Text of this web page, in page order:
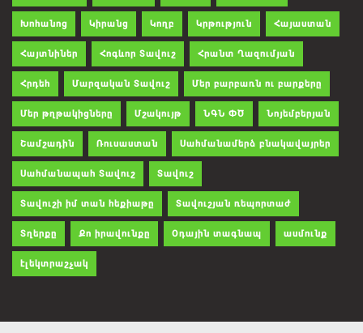
Խոհանոց Կիրանց Կողբ Կրթություն Հայաստան
Հայտնիներ Հոգևոր Տավուշ Հրանտ Ղազումյան
Հրդեհ Մարզական Տավուշ Մեր բարբառն ու բարքերը
Մեր թղթակիցները Մշակույթ ՆԳՆ ՓԾ Նոյեմբերյան
Շամշադին Ռուսաստան Սահմանամերձ բնակավայրեր
Սահմանապահ Տավուշ Տավուշ
Տավուշի իմ տան հեքիաթը Տավուշյան ռեպորտաժ
Տղերքը Քո իրավունքը Օդային տագնապ ասմունք
էլեկտրաշչակ